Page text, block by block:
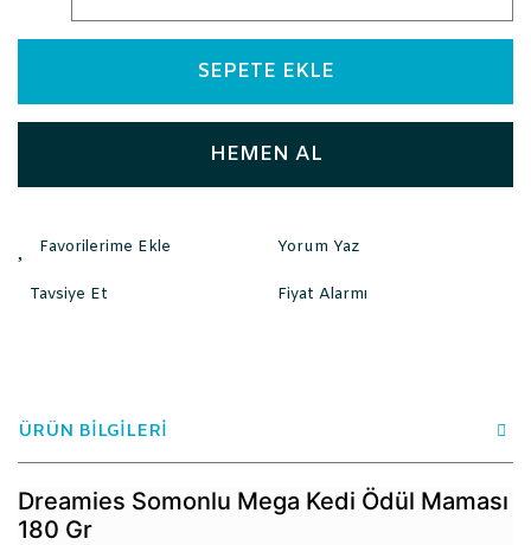
SEPETE EKLE
HEMEN AL
Yorum Yaz
Tavsiye Et Fiyat Alarmı
ÜRÜN BİLGİLERİ
Dreamies Somonlu Mega Kedi Ödül Maması
180 Gr